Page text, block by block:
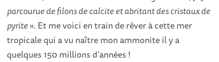
parcourue de filons de calcite et abritant des cristaux de
pyrite». Et me voici en train de rêver à cette mer
tropicale qui a vu naître mon ammonite il y a
quelques 150 millions d’années !